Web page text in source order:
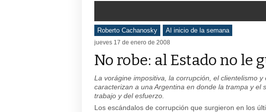
Roberto Cachanosky Al inicio de la semana
jueves 17 de enero de 2008
No robe: al Estado no le
La vorágine impositiva, la corrupción, el clientelismo
caracterizan a una Argentina en donde la trampa y el
trabajo y del esfuerzo.
Los escándalos de corrupción que surgieron en los